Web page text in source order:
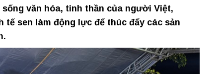
văn hóa, tinh thần của người Việt,
sen làm động lực để thúc đẩy các sản